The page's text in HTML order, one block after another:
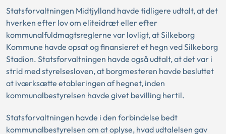
Statsforvaltningen Midtjylland havde tidligere udtalt, at det
hverken efter lov om eliteidræt eller efter
kommunalfuldmagtsreglerne var lovligt, at Silkeborg
Kommune havde opsat og finansieret et hegn ved Silkeborg
Stadion. Statsforvaltningen havde også udtalt, at det var i
strid med styrelsesloven, at borgmesteren havde besluttet
at iværksætte etableringen af hegnet, inden
kommunalbestyrelsen havde givet bevilling hertil.
Statsforvaltningen havde i den forbindelse bedt
kommunalbestyrelsen om at oplyse, hvad udtalelsen gav